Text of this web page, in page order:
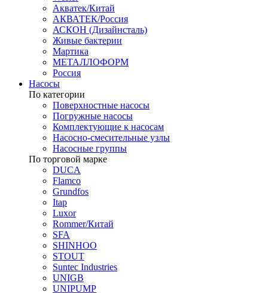
Акватек/Китай
АКВАТЕК/Россия
АСКОН (Дизайнсталь)
Живые бактерии
Мартика
МЕТАЛЛОФОРМ
Россия
Насосы
По категории
Поверхностные насосы
Погружные насосы
Комплектующие к насосам
Насосно-смесительные узлы
Насосные группы
По торговой марке
DUCA
Flamco
Grundfos
Itap
Luxor
Rommer/Китай
SFA
SHINHOO
STOUT
Suntec Industries
UNIGB
UNIPUMP